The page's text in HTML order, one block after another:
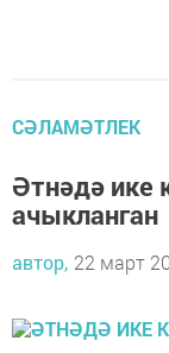
СӘЛАМӘТЛЕК
Әтнәдә ике
ачыкланган
автор, 22 март